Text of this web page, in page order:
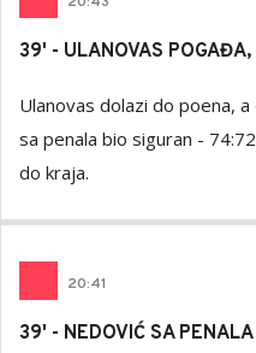
39' - ULANOVAS POGAĐA,
Ulanovas dolazi do poena,
sa penala bio siguran -
do kraja.
20:41
39' - NEDOVIĆ SA PENALA